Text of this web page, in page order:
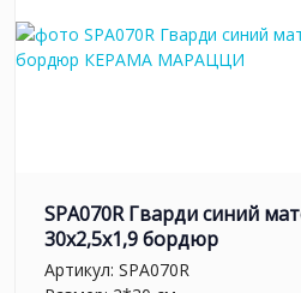
SPA070R Гварди синий
30x2,5x1,9 бордюр
Артикул: SPA070R